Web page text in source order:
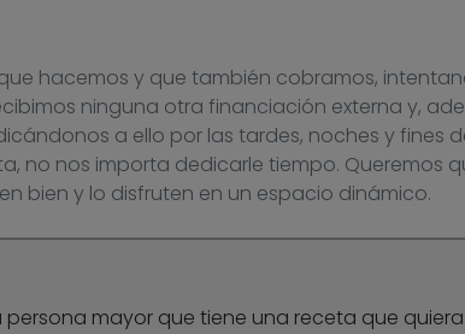
hacemos y que también cobramos,
ninguna otra financiación externa y,
a ello por las tardes, noches y fines
no nos importa dedicarle tiempo. Queremos
bien y lo disfruten en un espacio dinámico.
mayor que tiene una receta que quiera